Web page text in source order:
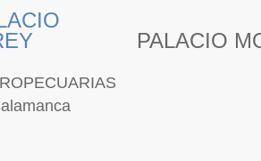
PALACIO